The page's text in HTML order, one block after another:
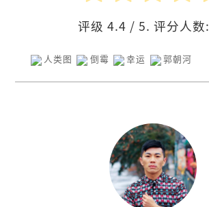
评级 4.4 / 5. 评分人数:
人类图 倒霉 幸运 郭朝河